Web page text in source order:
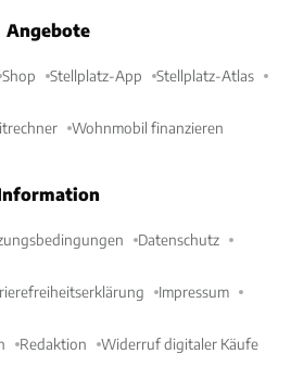
Angebote
Shop Stellplatz-App Stellplatz-Atlas
Wohnmobil finanzieren
Datenschutz
Impressum
Redaktion Widerruf digitaler Käufe